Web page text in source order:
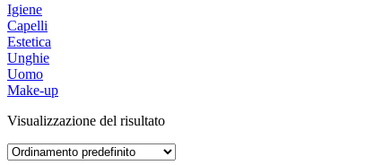
Igiene
Capelli
Estetica
Unghie
Uomo
Make-up
Visualizzazione del risultato